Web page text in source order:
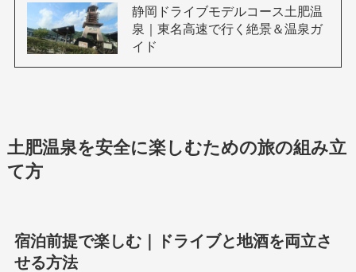
静岡ドライブモデルコース土肥温
泉｜東名高速で行く絶景＆温泉ガ
イド
土肥温泉を安全に楽しむための旅の組み立
て方
宿泊前提で楽しむ｜ドライブと地酒を両立さ
せる方法